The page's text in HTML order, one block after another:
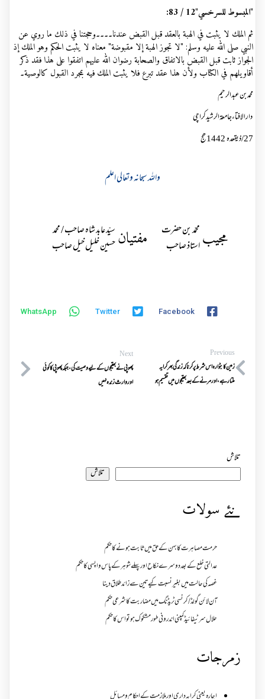
"المبسوط للسرخسي"12 / 83:
ثم الملك لا يثبت في الهبة بالعقد قبل القبض عندنا۔۔۔۔وحجتنا في ذلك ما روي عن
النبي صلى الله عليه وسلم: "لا تجوز الهبة إلا مقبوضة" معناه لا يثبت الحكم وهو الملك إذ
الجواز ثابت قبل القبض بالاتفاق والصحابة رضوان الله عليهم اتفقوا على هذا فقد ذكر
أقاويلهم في الكتاب ولأن هذا عقد تبرع فلا يثبت الملك فيه بمجرد القبول كالوصية۔
محمدبن عبدالرحیم
دارالافتاءجامعۃالرشیدکراچی
27
/ذیقعدہ 1442 ھج
واللہ سبحانہ وتعالی اعلم
مجیب محمّد بن حضرت
استاذ صاحب
مفتیان سیّد عابد شاہ صاحب / محمد
حسین خلیل خیل صاحب
Facebook
Twitter
WhatsApp
Previous
زمین کابٹوارہ اس شرط پرکرناکہ زندگی بھرکرایہ
ملتارہے،اورمرنےکےبعدبھتیجوں میں تقسیم ہو
Next
پھوپی نےبھتیجوں کےلیےوصیت کی،جبکہ پھوپی کاکوئی
اوروارث زندہ نہیں
تلاش
تلاش
نئے سولات
حرمت مصاہرت کا بہن کے حق میں ثابت ہونے کا حکم
عدالتی خلع کے بعد دوسرے نکاح اور پہلے شوہر کے پاس واپسی کا حکم
غصہ کی حالت میں بغیر نسبت کیے تین سے زائد طلاق دینا
آن لائن گولڈ /کرنسی ٹریڈنگ میں مضاربت کا شرعی حکم
حلال سرٹیفائیڈ کمپنی اندرونی طور مشکوک ہو تو اس کا حکم
زمرجات